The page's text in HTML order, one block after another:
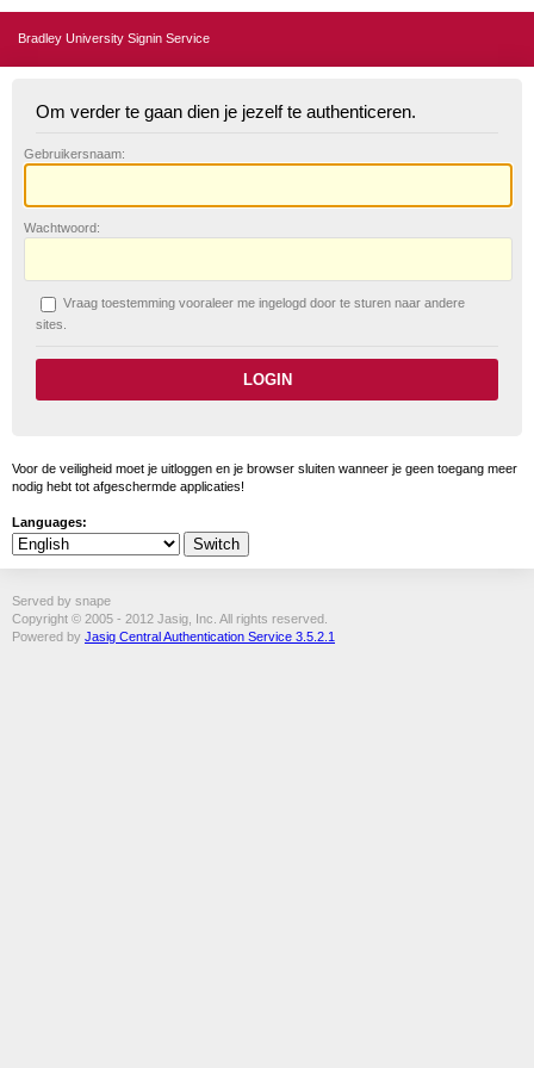
Bradley University Signin Service
Om verder te gaan dien je jezelf te authenticeren.
Gebruikersnaam:
Wachtwoord:
Vraag toestemming vooraleer me ingelogd door te sturen naar andere
sites.
Voor de veiligheid moet je uitloggen en je browser sluiten wanneer je geen toegang meer
nodig hebt tot afgeschermde applicaties!
Languages:
Served by snape
Copyright © 2005 - 2012 Jasig, Inc. All rights reserved.
Powered by Jasig Central Authentication Service 3.5.2.1